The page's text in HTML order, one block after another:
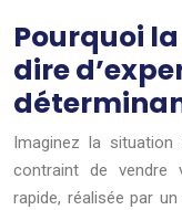
Pourquoi
dire
Imaginez la
contraint de vendre
rapide, réalisée par